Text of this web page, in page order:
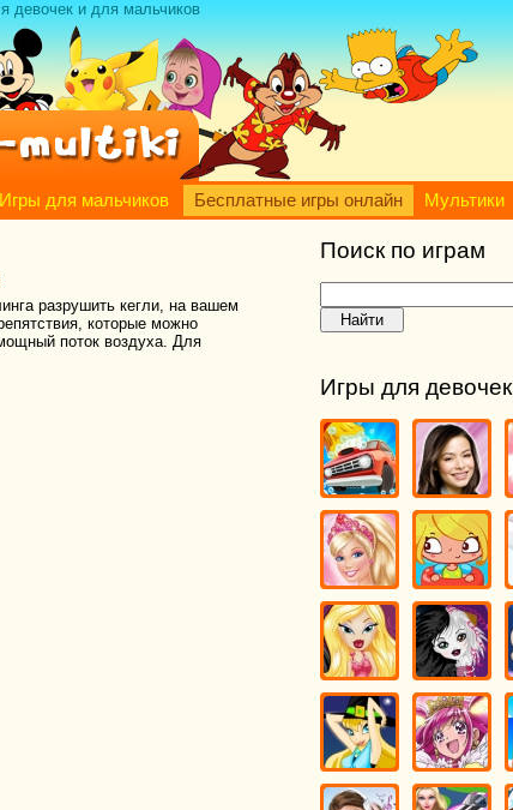
девочек и для мальчиков
Игры для мальчиков Бесплатные игры онлайн Мультики
разрушить кегли, на вашем
которые можно
поток воздуха. Для
Поиск по играм
Игры для девочек